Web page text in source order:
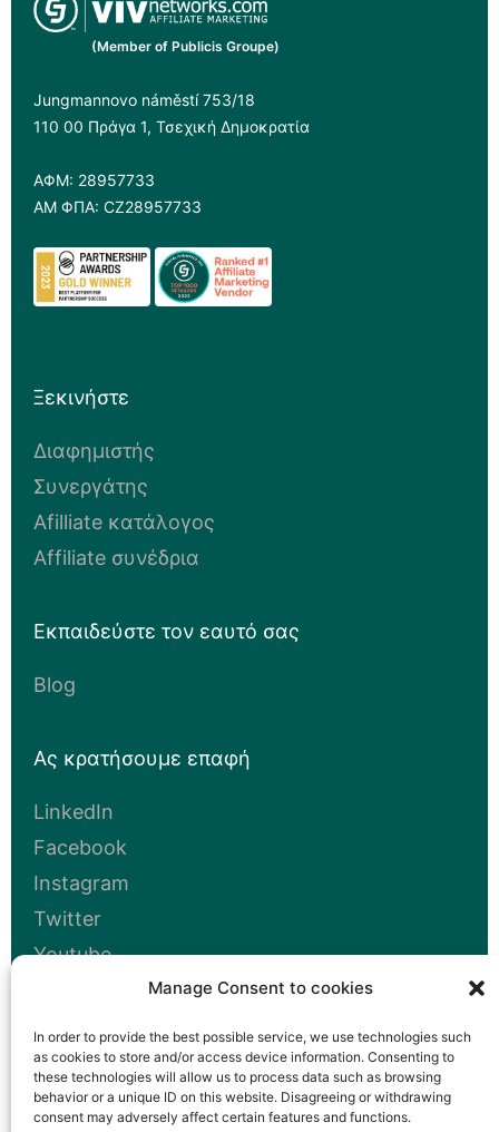
Manage Consent to cookies
In order to provide the best possible service, we use technologies such
as cookies to store and/or access device information. Consenting to
these technologies will allow us to process data such as browsing
behavior or a unique ID on this website. Disagreeing or withdrawing
consent may adversely affect certain features and functions.
(Member of Publicis Groupe)
Jungmannovo náměstí 753/18
110 00 Πράγα 1, Τσεχική Δημοκρατία
ΑΦΜ: 28957733
ΑΜ ΦΠΑ: CZ28957733
Ξεκινήστε
Διαφημιστής
Συνεργάτης
Afilliate κατάλογος
Affiliate συνέδρια
Εκπαιδεύστε τον εαυτό σας
Blog
Ας κρατήσουμε επαφή
LinkedIn
Facebook
Instagram
Twitter
Youtube
Δραστηριοποιούμαστε σε::
Τσεχία
Σλοβακία
Ουγγαρία
Πολωνία
Ουκρανία
Ρουμανία Βουλγαρία